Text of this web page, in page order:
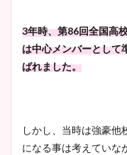
3年時、第86回全国高
は中心メンバーとして
ばれました。
しかし、当時は強豪他
になる事は考えていな